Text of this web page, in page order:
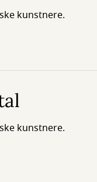
kunstnere.
kunstnere.